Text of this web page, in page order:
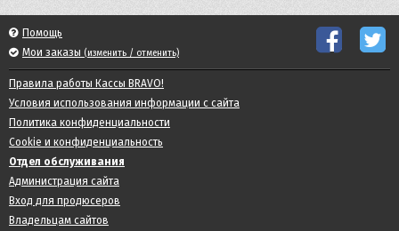
Помощь
Мои заказы (изменить / отменить)
Правила работы Кассы BRAVO!
Условия использования информации с сайта
Политика конфиденциальности
Cookie и конфиденциальность
Отдел обслуживания
Администрация сайта
Вход для продюсеров
Владельцам сайтов